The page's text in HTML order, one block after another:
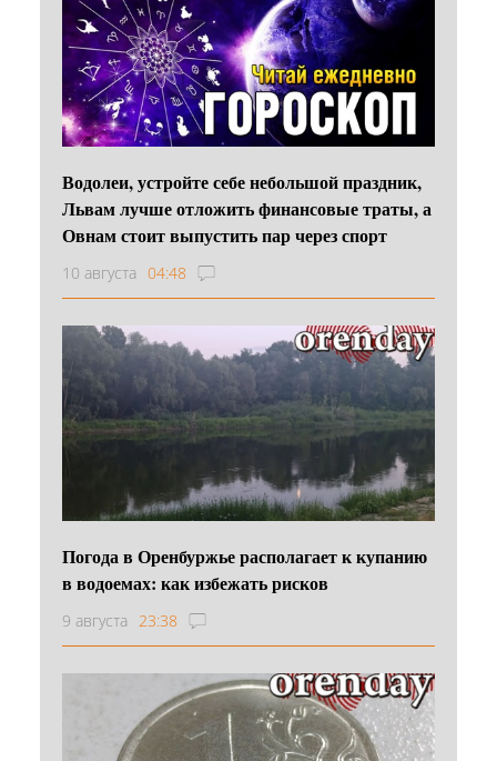
Водолеи, устройте себе небольшой праздник,
Львам лучше отложить финансовые траты, а
Овнам стоит выпустить пар через спорт
10 августа 04:48
Погода в Оренбуржье располагает к купанию
в водоемах: как избежать рисков
9 августа 23:38